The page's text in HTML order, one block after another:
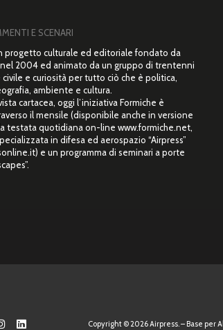
E SCENARI
progetto culturale ed editoriale fondato da
2004 ed animato da un gruppo di trentenni
e curiosità per tutto ciò che è politica,
ambiente e cultura.
cartacea, oggi l’iniziativa Formiche è
il mensile (disponibile anche in versione
testata quotidiana on-line www.formiche.net,
in difesa ed aerospazio “Airpress”
e un programma di seminari a porte
Copyright © 2026 Airpress. – Base per